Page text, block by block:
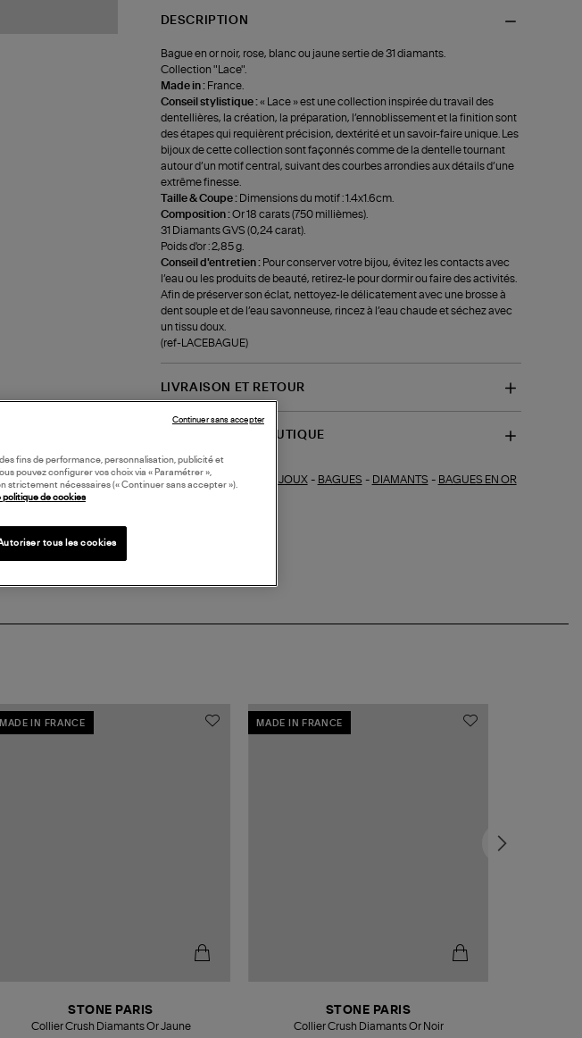
DESCRIPTION
Bague en or noir, rose, blanc ou jaune sertie de 31 diamants.
Collection "Lace".
Made in : France.
Conseil stylistique :« Lace » est une collection inspirée du travail des
dentellières, la création, la préparation, l’ennoblissement et la finition sont
des étapes qui requièrent précision, dextérité et un savoir-faire unique. Les
bijoux de cette collection sont façonnés comme de la dentelle tournant
autour d’un motif central, suivant des courbes arrondies aux détails d’une
extrême finesse.
Taille & Coupe : Dimensions du motif : 1.4x1.6cm.
Composition :Or 18 carats (750 millièmes).
31 Diamants GVS (0,24 carat).
Poids d'or : 2,85 g.
Conseil d'entretien : Pour conserver votre bijou, évitez les contacts avec
l’eau ou les produits de beauté, retirez-le pour dormir ou faire des activités.
Afin de préserver son éclat, nettoyez-le délicatement avec une brosse à
dent souple et de l’eau savonneuse, rincez à l’eau chaude et séchez avec
un tissu doux.
(ref-LACEBAGUE)
LIVRAISON ET RETOUR
DISPONIBILITÉ BOUTIQUE
Collections similaires : BIJOUX- BAGUES - DIAMANTS - BAGUES EN OR
MADE IN FRANCE
STONE PARIS
Collier Crush Diamants Or Jaune
MADE IN FRANCE
STONE PARIS
Collier Crush Diamants Or Noir
fins de performance, personnalisation, publicité et
pouvez configurer vos choix via « Paramétrer »,
strictement nécessaires (« Continuer sans accepter »).
de cookies
tous les cookies
Continuer sans accepter